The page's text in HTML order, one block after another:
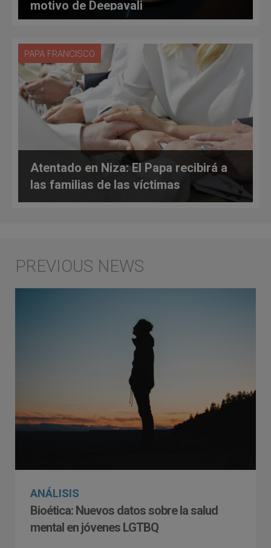
motivo de Deepavali
PAPA FRANCISCO
Atentado en Niza: El Papa recibirá a
las familias de las víctimas
ANÁLISIS
Bioética: Nuevos datos sobre la salud
mental en jóvenes LGTBQ